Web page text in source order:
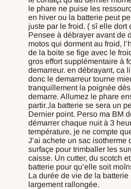
le phare ne puise les
en hiver ou la batterie peut
juste par le froid. ( sî elle dort
Pensee à débrayer avant de
motos qui dorment au froid,
de la boite se fige avec le
gros effort supplémentaire à
demarreur. en débrayant, ca
donc le demarreur tourne
tranquillement la poignée
demarre. Allumez le phare
partir.,la batterie se sera un
Dernier point. Perso ma BM
démarrer chaque nuit à 3
température, je ne compte
J’ai achete un sac isotherme
surfaçe pour trimballer les
caisse. Un cutter, du scotch
batterie pour qu’elle soit
La durée de vie de la batterie
largement rallongée.